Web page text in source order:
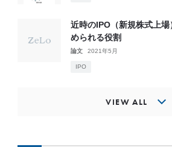
近時のIPO（新規株式上
められる役割
論文 2021年5月
IPO
VIEW ALL